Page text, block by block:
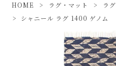
HOME ラグ・マット
ラグ
シャニール ラグ 1400 ゲノム